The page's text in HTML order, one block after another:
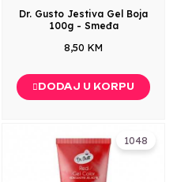
Dr. Gusto Jestiva Gel Boja
100g - Smeđa
8,50 KM
DODAJ U KORPU
1048